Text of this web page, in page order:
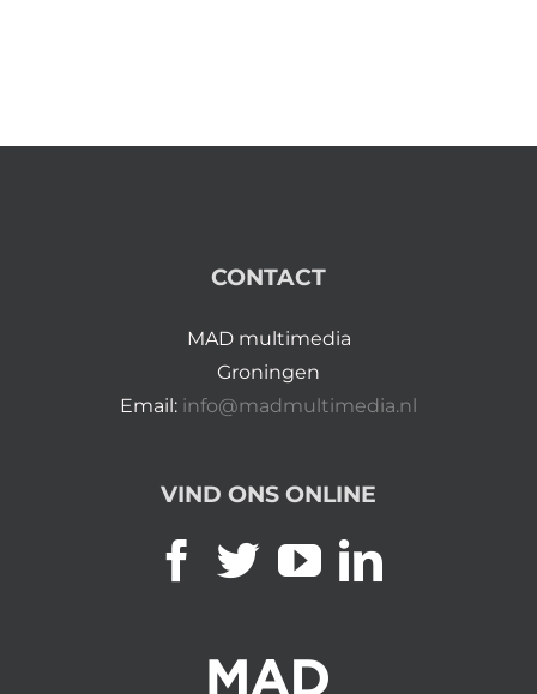
CONTACT
MAD multimedia
Groningen
Email: info@madmultimedia.nl
VIND ONS ONLINE